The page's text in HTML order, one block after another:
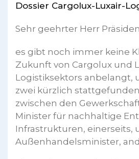
Dossier Cargolux-Luxair-
Sehr geehrter Herr
es gibt noch immer keine
Zukunft von Cargolux und
Logistiksektors anbelangt,
zwei kürzlich
zwischen den
Minister für nachhaltige
Infrastrukturen, einerseits,
Außenhandelsminister,